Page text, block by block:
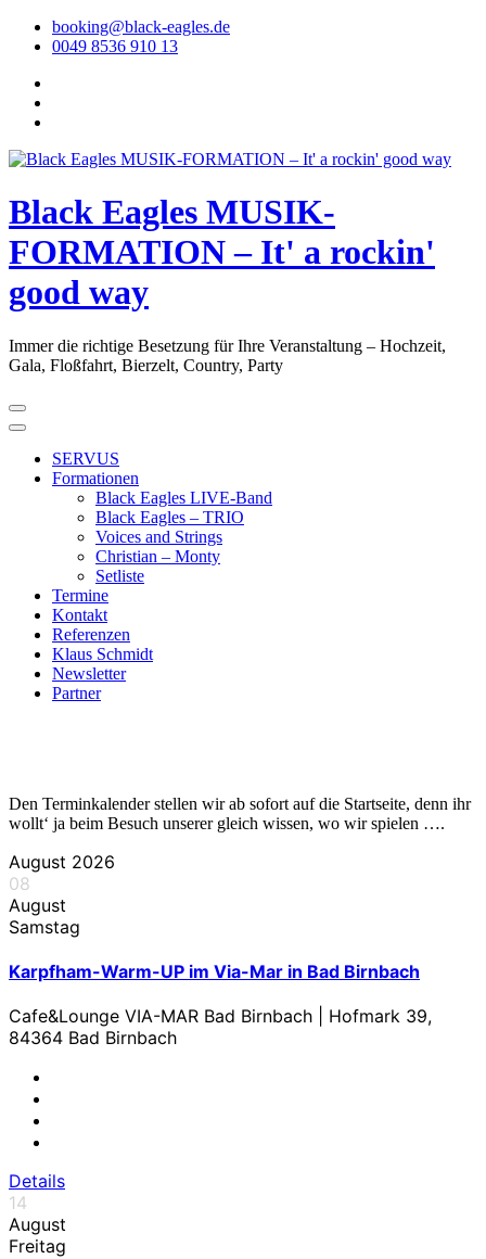
Skip
booking@black-eagles.de
0049 8536 910 13
Black Eagles MUSIK-
FORMATION – It' a rockin'
good way
Immer die richtige Besetzung für Ihre Veranstaltung – Hochzeit,
Gala, Floßfahrt, Bierzelt, Country, Party
SERVUS
Formationen
Black Eagles LIVE-Band
Black Eagles – TRIO
Voices and Strings
Christian – Monty
Setliste
Termine
Kontakt
Referenzen
Klaus Schmidt
Newsletter
Partner
Den Terminkalender stellen wir ab sofort auf die Startseite, denn ihr
wollt‘ ja beim Besuch unserer gleich wissen, wo wir spielen ….
August 2026
08
August
Samstag
Karpfham-Warm-UP im Via-Mar in Bad Birnbach
Cafe&Lounge VIA-MAR Bad Birnbach | Hofmark 39,
84364 Bad Birnbach
Details
14
August
Freitag